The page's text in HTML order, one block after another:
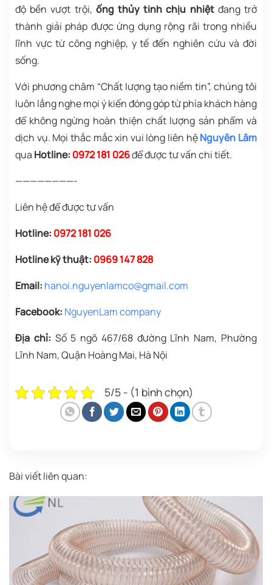
độ bền vượt trội, ống thủy tinh chịu nhiệtđang trở
thành giải pháp được ứng dụng rộng rãi trong nhiều
lĩnh vực từ công nghiệp, y tế đến nghiên cứu và đời
sống.
Với phương châm “Chất lượng tạo niềm tin”, chúng tôi
luôn lắng nghe mọi ý kiến đóng góp từ phía khách hàng
để không ngừng hoàn thiện chất lượng sản phẩm và
dịch vụ. Mọi thắc mắc xin vui lòng liên hệNguyên Lâm
qua Hotline: 0972 181 026để được tư vấn chi tiết.
————————-
Liên hệ để được tư vấn
Hotline: 0972 181 026
Hotline kỹ thuật: 0969 147 828
Email: hanoi.nguyenlamco@gmail.com
Facebook: NguyenLam company
Địa chỉ: Số 5 ngõ 467/68 đường Lĩnh Nam, Phường
Lĩnh Nam, Quận Hoàng Mai, Hà Nội
5/5 - (1 bình chọn)
Bài viết liên quan: